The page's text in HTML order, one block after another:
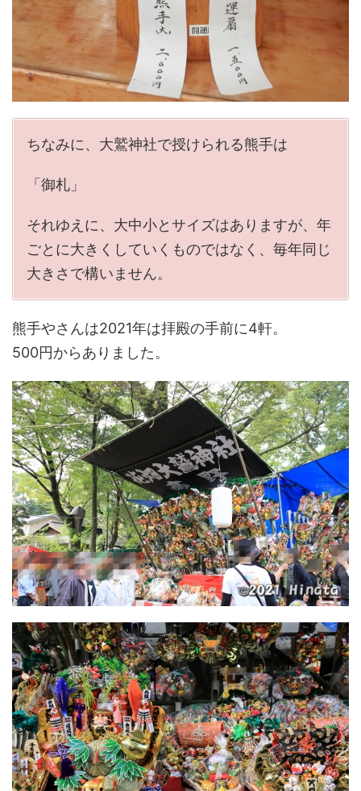
ちなみに、大鷲神社で授けられる熊手は
「御札」
それゆえに、大中小とサイズはありますが、年
ごとに大きくしていくものではなく、毎年同じ
大きさで構いません。
熊手やさんは2021年は拝殿の手前に4軒。
500円からありました。